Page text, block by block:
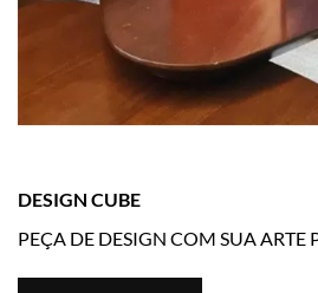
DESIGN CUBE
PEÇA DE DESIGN COM SUA ARTE